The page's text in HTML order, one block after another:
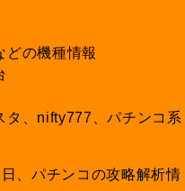
どの機種情報
タ、nifty777、パチンコ系
、パチンコの攻略解析情